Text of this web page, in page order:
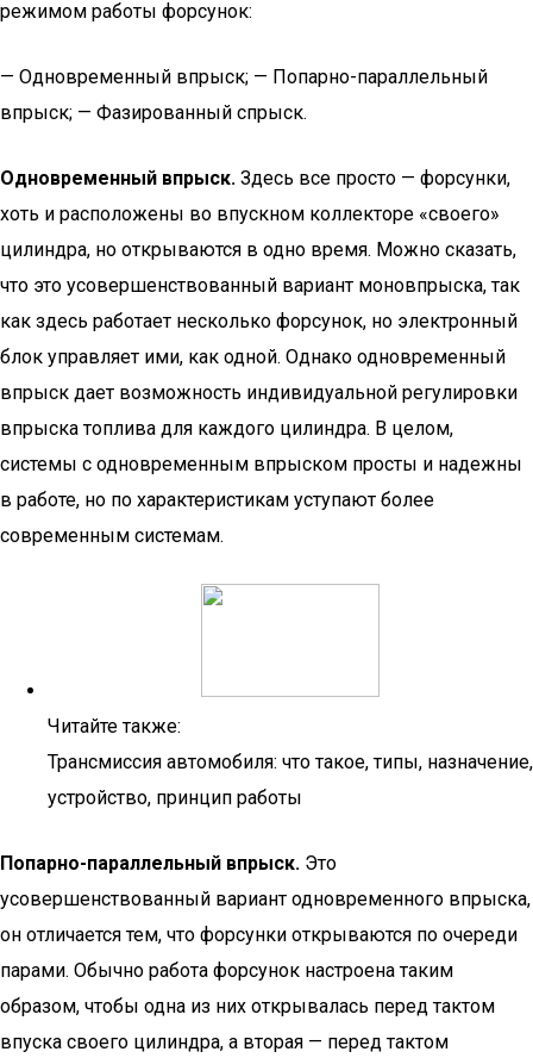
режимом работы форсунок:
— Одновременный впрыск; — Попарно-параллельный
впрыск; — Фазированный спрыск.
Одновременный впрыск. Здесь все просто — форсунки,
хоть и расположены во впускном коллекторе «своего»
цилиндра, но открываются в одно время. Можно сказать,
что это усовершенствованный вариант моновпрыска, так
как здесь работает несколько форсунок, но электронный
блок управляет ими, как одной. Однако одновременный
впрыск дает возможность индивидуальной регулировки
впрыска топлива для каждого цилиндра. В целом,
системы с одновременным впрыском просты и надежны
в работе, но по характеристикам уступают более
современным системам.
Читайте также:
Трансмиссия автомобиля: что такое, типы, назначение,
устройство, принцип работы
Попарно-параллельный впрыск. Это
усовершенствованный вариант одновременного впрыска,
он отличается тем, что форсунки открываются по очереди
парами. Обычно работа форсунок настроена таким
образом, чтобы одна из них открывалась перед тактом
впуска своего цилиндра, а вторая — перед тактом